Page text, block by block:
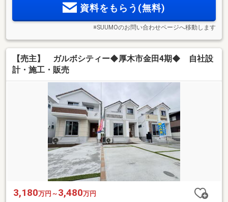
資料をもらう(無料)
※SUUMOのお問い合わせページへ移動します
【売主】 ガルボシティー◆厚木市金田4期◆ 自社設
計・施工・販売
3,180万円～ 3,480万円